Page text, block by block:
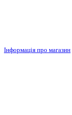
Інформація про магазин